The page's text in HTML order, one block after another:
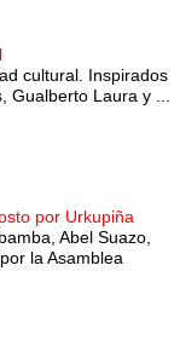
cultural. Inspirados
Laura y ...
por Urkupiña
Abel Suazo,
la Asamblea